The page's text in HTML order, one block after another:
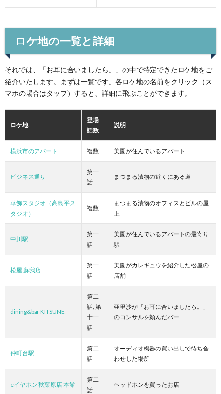
ロケ地の一覧と詳細
それでは、「お耳に合いましたら。」の中で特定できたロケ地をご
紹介いたします。まずは一覧です。各ロケ地の名前をクリック（ス
マホの場合はタップ）すると、詳細に飛ぶことができます。
ロケ地
登場
話数
説明
横浜市のアパート 複数 美園が住んでいるアパート
ビジネス通り
第一
話
まつまる漬物の近くにある道
華飾スタジオ（高島平ス
タジオ）
複数
まつまる漬物のオフィスとビルの屋
上
中川駅
第一
話
美園が住んでいるアパートの最寄り
駅
松屋 蘇我店
第一
話
美園がカレギュウを紹介した松屋の
店舗
dining&bar KITSUNE
第二
話, 第
十一
話
亜里沙が「お耳に合いましたら。」
のコンサルを頼んだバー
仲町台駅
第二
話
オーディオ機器の買い出しで待ち合
わせした場所
eイヤホン 秋葉原店 本館
第二
話
ヘッドホンを買ったお店